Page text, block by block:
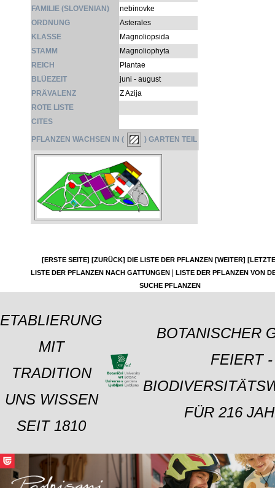
FAMILIE (SLOVENIAN)
nebinovke
ORDNUNG
Asterales
KLASSE
Magnoliopsida
STAMM
Magnoliophyta
REICH
Plantae
BLÜEZEIT
juni - august
PRÄVALENZ
Z Azija
ROTE LISTE
CITES
PFLANZEN WACHSEN IN ( ) GARTEN TEIL
[ERSTE SEITE] [ZURÜCK] DIE LISTE DER PFLANZEN [WEITER]
LISTE DER PFLANZEN NACH GATTUNGEN
LISTE DER PFLANZEN VON
SUCHE PFLANZEN
ETABLIERUNG
MIT
TRADITION
UNS WISSEN
SEIT 1810
BOTANISCHER
FEIERT -
FÜR 216